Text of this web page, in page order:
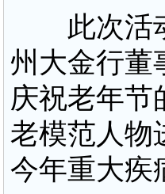
此次活动
州大金行董
庆祝老年节
老模范人物
今年重大疾